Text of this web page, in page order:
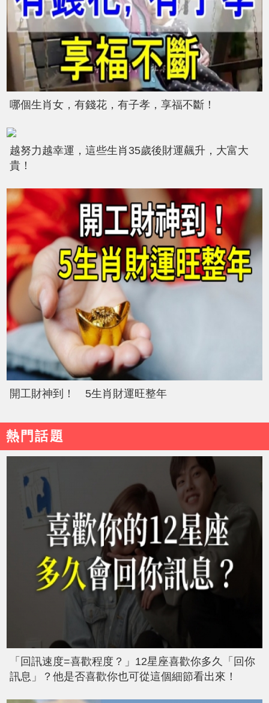
哪個生肖女，有錢花，有子孝，享福不斷！
越努力越幸運，這些生肖35歲後財運飆升，大富大
貴！
開工財神到！ 5生肖財運旺整年
熱門話題
「回訊速度=喜歡程度？」12星座喜歡你多久「回你
訊息」？他是否喜歡你也可從這個細節看出來！